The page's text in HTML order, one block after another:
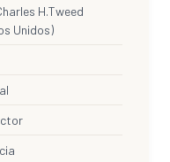
H.Tweed
Unidos)